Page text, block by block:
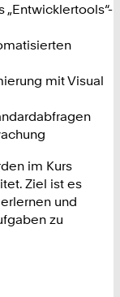
mit Visual
im Kurs
Ziel ist es
und
zu